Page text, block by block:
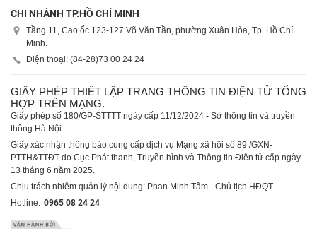
CHI NHÁNH TP.HỒ CHÍ MINH
Tầng 11, Cao ốc 123-127 Võ Văn Tần, phường Xuân Hòa, Tp. Hồ Chí
Minh.
Điện thoại: (84-28)73 00 24 24
GIẤY PHÉP THIẾT LẬP TRANG THÔNG TIN ĐIỆN TỬ TỔNG
HỢP TRÊN MẠNG.
Giấy phép số 180/GP-STTTT ngày cấp 11/12/2024 - Sở thông tin và truyền
thông Hà Nội.
Giấy xác nhận thông báo cung cấp dịch vụ Mạng xã hội số 89 /GXN-
PTTH&TTĐT do Cục Phát thanh, Truyền hình và Thông tin Điện tử cấp ngày
13 tháng 6 năm 2025.
Chịu trách nhiệm quản lý nội dung: Phan Minh Tâm - Chủ tịch HĐQT.
Hotline: 0965 08 24 24